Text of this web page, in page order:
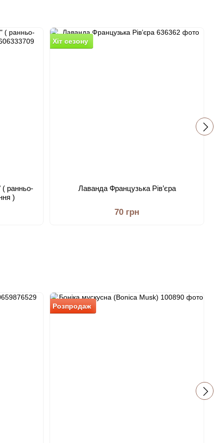
ранньо-
)
Хіт сезону
Лаванда Французька Рів’єра
70 грн
Розпродаж